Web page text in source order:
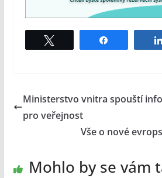
Ministerstvo vnitra spouští
pro veřejnost
Vše o nové
Mohlo by se vám